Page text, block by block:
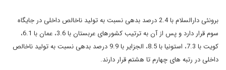
برونئی دارالسلام با 2.4 درصد بدهی نسبت به تولید ناخالص داخلی در جایگاه
سوم قرار دارد و پس از آن به ترتیب کشورهای عربستان با 3.6، عمان با 6.1،
کویت با 7.3، استونیا با 8.5، الجزایر با 9.9 درصد بدهی نسبت به تولید ناخالص
داخلی در رتبه های چهارم تا هشتم قرار دارند.